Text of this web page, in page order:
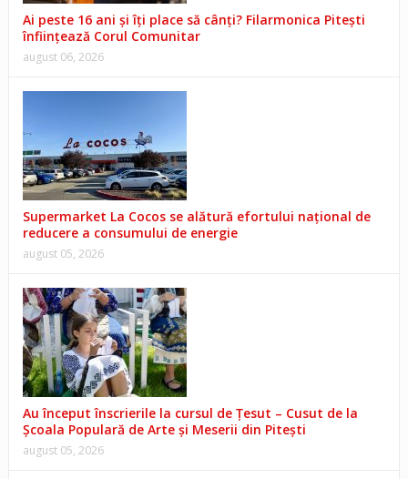
Ai peste 16 ani și îți place să cânți? Filarmonica Pitești
înființează Corul Comunitar
august 06, 2026
Supermarket La Cocos se alătură efortului național de
reducere a consumului de energie
august 05, 2026
Au început înscrierile la cursul de Țesut – Cusut de la
Școala Populară de Arte și Meserii din Pitești
august 05, 2026